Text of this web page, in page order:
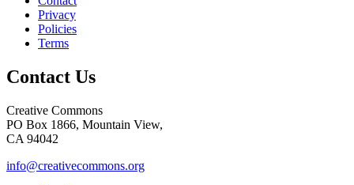
Privacy
Policies
Terms
Contact Us
Creative Commons
PO Box 1866, Mountain View,
CA 94042
info@creativecommons.org